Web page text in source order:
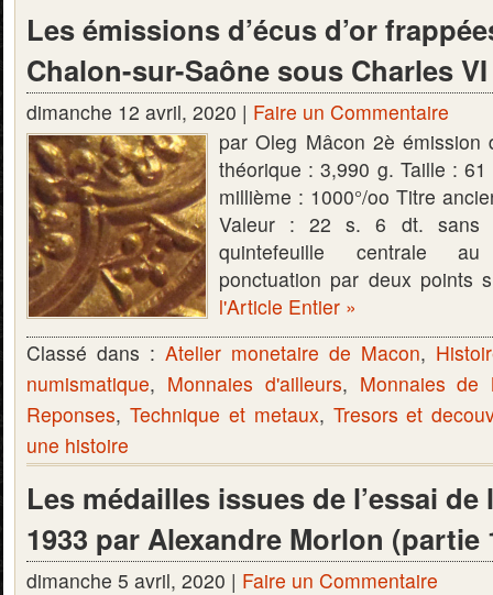
Les émissions d’écus d’or
Chalon-sur-Saône sous Charles
dimanche 12 avril, 2020 | Faire un Commentaire
par Oleg Mâcon 2è émission
théorique : 3,990 g. Taille :
millième : 1000°/oo Titre
Valeur : 22 s. 6 dt. sans
quintefeuille centrale
ponctuation par deux
l'Article Entier »
Classé dans : Atelier monetaire de Macon,
numismatique, Monnaies d'ailleurs, Monnaies de
Reponses, Technique et metaux, Tresors et
une histoire
Les médailles issues de l’essai de
1933 par Alexandre Morlon (partie
dimanche 5 avril, 2020 | Faire un Commentaire